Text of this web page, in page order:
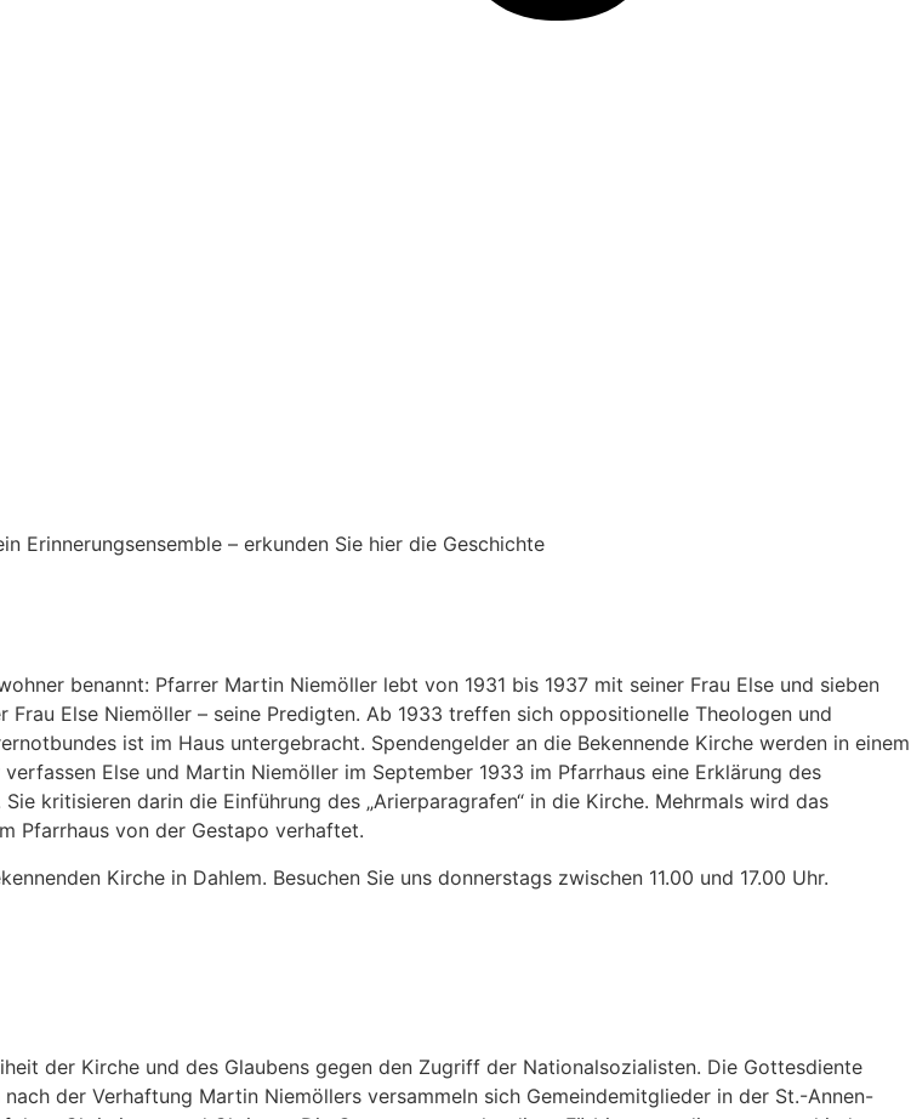
Erinnerungsensemble – erkunden Sie hier die Geschichte
benannt: Pfarrer Martin Niemöller lebt von 1931 bis 1937 mit seiner Frau Else und sieben
Else Niemöller – seine Predigten. Ab 1933 treffen sich oppositionelle Theologen und
ist im Haus untergebracht. Spendengelder an die Bekennende Kirche werden in einem
Else und Martin Niemöller im September 1933 im Pfarrhaus eine Erklärung des
kritisieren darin die Einführung des „Arierparagrafen“ in die Kirche. Mehrmals wird das
Pfarrhaus von der Gestapo verhaftet.
Kirche in Dahlem. Besuchen Sie uns donnerstags zwischen 11.00 und 17.00 Uhr.
der Kirche und des Glaubens gegen den Zugriff der Nationalsozialisten. Die Gottesdiente
der Verhaftung Martin Niemöllers versammeln sich Gemeindemitglieder in der St.-Annen-